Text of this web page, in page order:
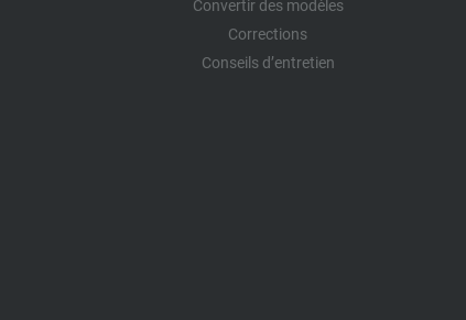
Convertir des modèles
Corrections
Conseils d’entretien